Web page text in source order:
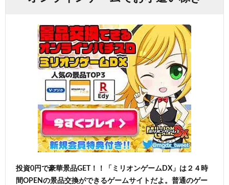
投資0円で豪華景品GET！！「ミリオンゲームDX」は２４時
間OPENの景品交換ができるゲームサイトだよ。普通のゲー